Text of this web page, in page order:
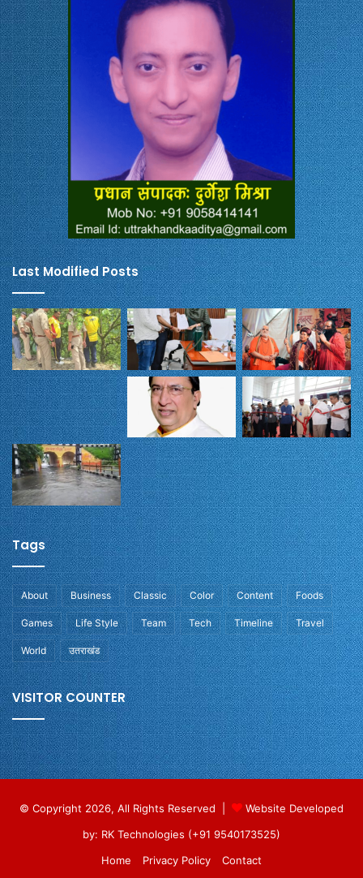
Last Modified Posts
Tags
About Business Classic Color Content Foods
Games Life Style Team Tech Timeline Travel
World उतराखंड
VISITOR COUNTER
© Copyright 2026, All Rights Reserved |
Website Developed
by: RK Technologies (+91 9540173525)
Home
Privacy Policy Contact